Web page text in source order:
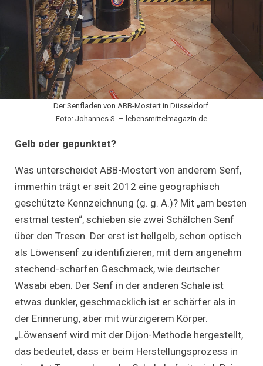
Der Senfladen von ABB-Mostert in Düsseldorf.
Foto: Johannes S. – lebensmittelmagazin.de
Gelb oder gepunktet?
Was unterscheidet ABB-Mostert von anderem Senf,
immerhin trägt er seit 2012 eine geographisch
geschützte Kennzeichnung (g. g. A.)? Mit „am besten
erstmal testen“, schieben sie zwei Schälchen Senf
über den Tresen. Der erst ist hellgelb, schon optisch
als Löwensenf zu identifizieren, mit dem angenehm
stechend-scharfen Geschmack, wie deutscher
Wasabi eben. Der Senf in der anderen Schale ist
etwas dunkler, geschmacklich ist er schärfer als in
der Erinnerung, aber mit würzigerem Körper.
„Löwensenf wird mit der Dijon-Methode hergestellt,
das bedeutet, dass er beim Herstellungsprozess in